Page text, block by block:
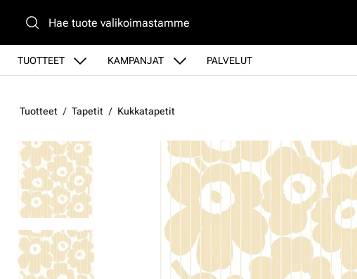
TUOTTEET KAMPANJAT PALVELUT
Tuotteet Tapetit Kukkatapetit
Ohita kuvat